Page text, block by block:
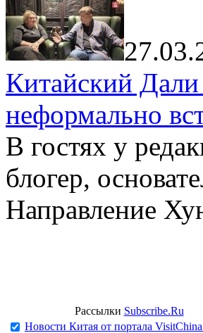
Китайский
неформально
В гостях у
блогер,
Направление
Рассылки Subscribe.Ru
Новости Китая от портала